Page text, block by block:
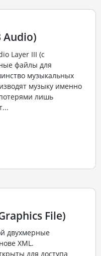
Audio)
Layer III (с
файлы для
музыкальных
музыку именно
лишь
File)
двухмерные
XML.
для доступа